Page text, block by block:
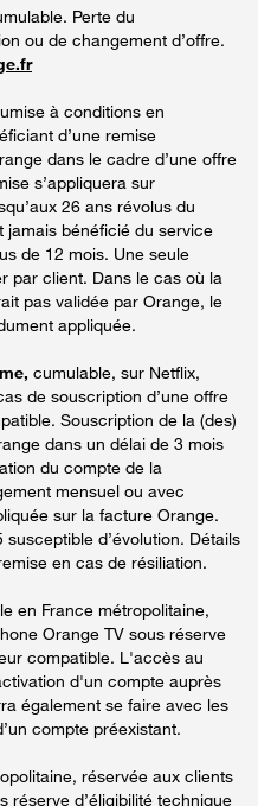
Perte du
ou de changement d’offre.
à conditions en
d’une remise
dans le cadre d’une offre
s’appliquera sur
26 ans révolus du
jamais bénéficié du service
de 12 mois. Une seule
par client. Dans le cas où la
pas validée par Orange, le
appliquée.
cumulable, sur Netflix,
de souscription d’une offre
Souscription de la (des)
dans un délai de 3 mois
du compte de la
mensuel ou avec
sur la facture Orange.
d’évolution. Détails
en cas de résiliation.
en France métropolitaine,
Orange TV sous réserve
compatible. L'accès au
d'un compte auprès
également se faire avec les
compte préexistant.
réservée aux clients
réserve d’éligibilité technique